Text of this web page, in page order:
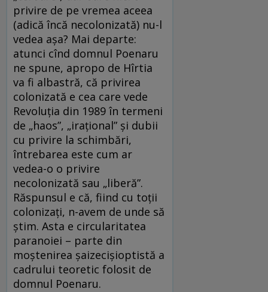
privire de pe vremea aceea
(adică încă necolonizată) nu-l
vedea aşa? Mai departe:
atunci cînd domnul Poenaru
ne spune, apropo de Hîrtia
va fi albastră, că privirea
colonizată e cea care vede
Revoluţia din 1989 în termeni
de „haos”, „iraţional” şi dubii
cu privire la schimbări,
întrebarea este cum ar
vedea-o o privire
necolonizată sau „liberă”.
Răspunsul e că, fiind cu toţii
colonizaţi, n-avem de unde să
ştim. Asta e circularitatea
paranoiei – parte din
moştenirea şaizecişioptistă a
cadrului teoretic folosit de
domnul Poenaru.